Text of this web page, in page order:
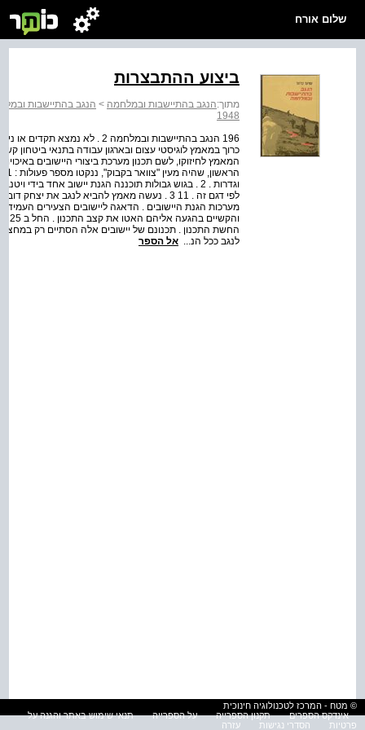
שלום אורח
ביצוע ההתבצרות
מתוך:הנגב בהתיישבות ובמלחמה > הנגב בהתיישבות
1948
196 הנגב בהתיישבות ובמלחמה 2
כרוך במאמץ לוגיסטי עצום ובארגון עבודה בתנאי
המאמץ לחיזוקו, לשם תכנון מערכת ביצורי היישובים
וגדרות . 2 . בגוש גבולות תוכננה הגנת יישוב אחד
לפי דגם זה . 11 3 . נעשה מאמץ להביא לנגב את
מערכות הגנת היישובים . הדאגה ליישובים הצעירים
החשת התכנון . תכנונם של יישובים אלה הסתיים רק
לנגב ככל הנ... אל הספר
© מטח - המרכז לטכנולוגיה חינוכית
אינדקס הספרים
תקנון הספרייה על הספרייה
תנאי שימוש באתר והגנה על
פרטיות
הסדרי נגישות עזרה